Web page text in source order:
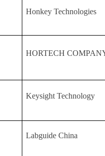
Honkey Technologies
HORTECH
Keysight Technology
Labguide China